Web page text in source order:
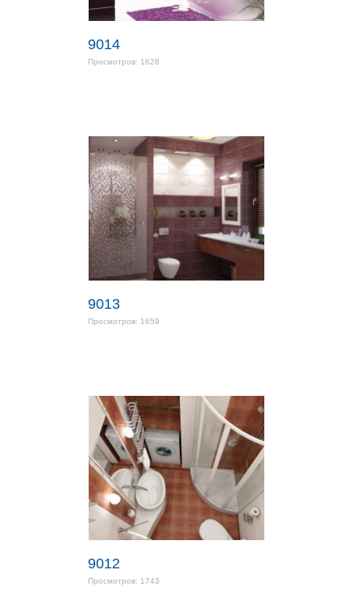
9014
Просмотров: 1628
9013
Просмотров: 1659
9012
Просмотров: 1743